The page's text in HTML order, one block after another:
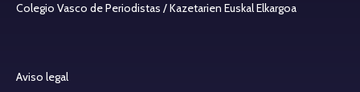
Colegio Vasco de Periodistas / Kazetarien Euskal Elkargoa
Aviso legal